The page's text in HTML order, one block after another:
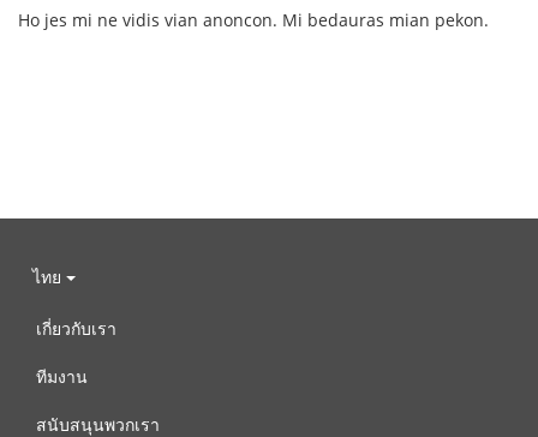
Ho jes mi ne vidis vian anoncon. Mi bedauras mian pekon.
ไทย
เกี่ยวกับเรา
ทีมงาน
สนับสนุนพวกเรา